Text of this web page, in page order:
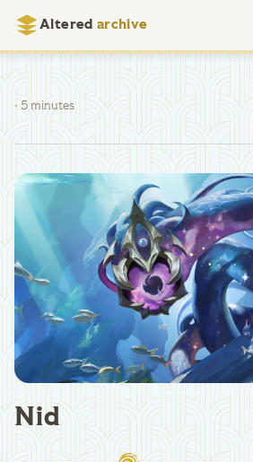
Altered archive
· 5 minutes
Nid